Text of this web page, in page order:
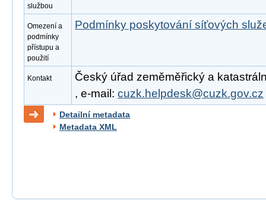
službou
Omezení a
podmínky
přístupu a
použití
Podmínky poskytování síťových
Kontakt
Český úřad zeměměřický a
, e-mail: cuzk.helpdesk@cuzk.gov.cz
Detailní metadata
Metadata XML